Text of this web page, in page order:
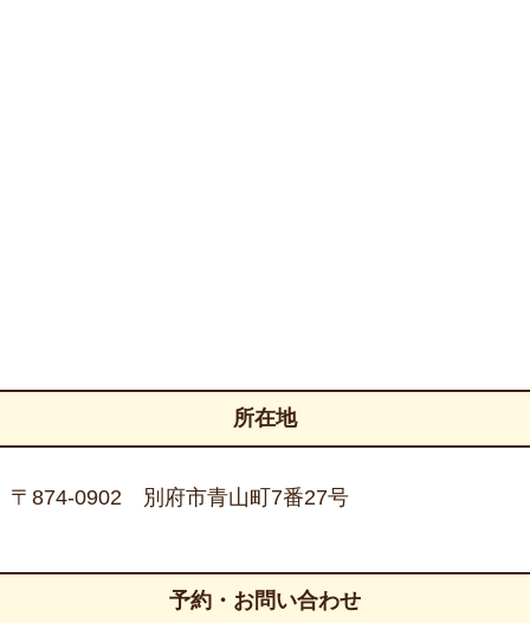
所在地
〒874-0902 別府市青山町7番27号
予約・お問い合わせ